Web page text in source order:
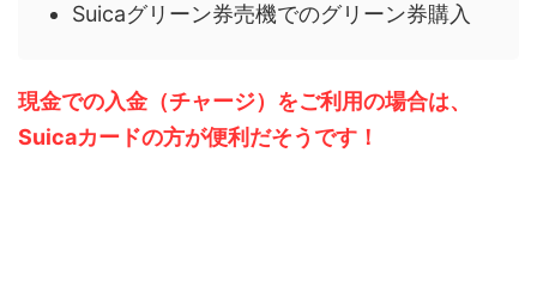
Suicaグリーン券売機でのグリーン券購入
現金での入金（チャージ）をご利用の場合は、
Suicaカードの方が便利だそうです！